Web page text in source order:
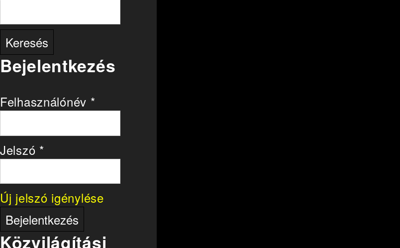
Bejelentkezés
Felhasználónév *
Jelszó *
Új jelszó igénylése
Közvilágítási